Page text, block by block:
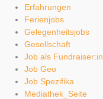
Erfahrungen
Ferienjobs
Gelegenheitsjobs
Gesellschaft
Job als Fundraiser:in
Job Geo
Job Spezifika
Mediathek_Seite